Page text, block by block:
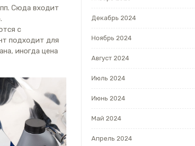
Сюда входит
с
подходит для
иногда цена
Декабрь 2024
Ноябрь 2024
Август 2024
Июль 2024
Июнь 2024
Май 2024
Апрель 2024